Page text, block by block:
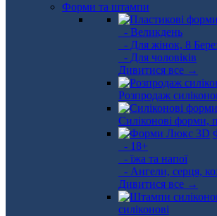
Форми та штампи
- Великдень
- Для жінок, 8
- Для чоловіків
Дивитися все →
Розпродаж
Силіконові форми,
- 18+
- їжа та напої
- Ангели, серця,
Дивитися все →
силіконові